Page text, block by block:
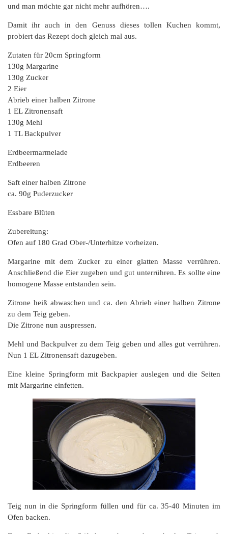
und man möchte gar nicht mehr aufhören….
Damit ihr auch in den Genuss dieses tollen Kuchen kommt,
probiert das Rezept doch gleich mal aus.
Zutaten für 20cm Springform
130g Margarine
130g Zucker
2 Eier
Abrieb einer halben Zitrone
1 EL Zitronensaft
130g Mehl
1 TL Backpulver
Erdbeermarmelade
Erdbeeren
Saft einer halben Zitrone
ca. 90g Puderzucker
Essbare Blüten
Zubereitung:
Ofen auf 180 Grad Ober-/Unterhitze vorheizen.
Margarine mit dem Zucker zu einer glatten Masse verrühren.
Anschließend die Eier zugeben und gut unterrühren. Es sollte eine
homogene Masse entstanden sein.
Zitrone heiß abwaschen und ca. den Abrieb einer halben Zitrone
zu dem Teig geben.
Die Zitrone nun auspressen.
Mehl und Backpulver zu dem Teig geben und alles gut verrühren.
Nun 1 EL Zitronensaft dazugeben.
Eine kleine Springform mit Backpapier auslegen und die Seiten
mit Margarine einfetten.
Teig nun in die Springform füllen und für ca. 35-40 Minuten im
Ofen backen.